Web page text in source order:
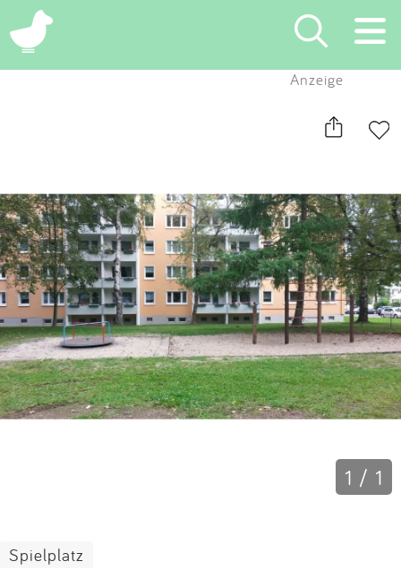
×
App
Blog
Partner
Kontakt
Impressum
Anzeige
1 / 1
Spielplatz